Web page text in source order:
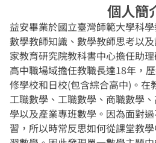
個人簡
益安畢業於國立臺灣師範大學科
數學教師知識、數學教師思考以
家教育研究院教科書中心擔任助
高中職場域擔任教職長達18年，
修學校和日校(包含綜合高中)。在
工職數學、工職數學、商職數學
學以及產業專班數學。因為面對
習，所以時常反思如何從課堂教